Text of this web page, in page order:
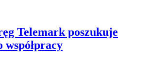
Telemark poszukuje